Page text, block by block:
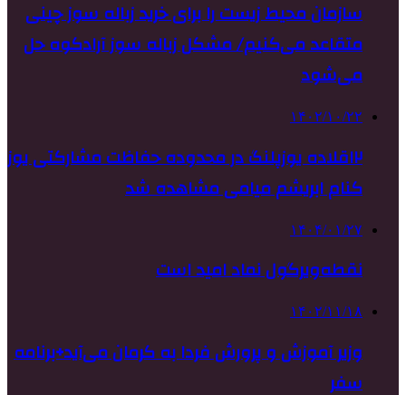
سازمان محیط زیست را برای خرید زباله سوز چینی
متقاعد می‌کنیم/ مشکل زباله سوز آرادکوه حل
می‌شود
۱۴۰۲/۱۰/۲۲
۱۲قلاده یوزپلنگ در محدوده حفاظت مشارکتی یوز
کنام ابریشم میامی مشاهده شد
۱۴۰۴/۰۱/۲۷
نقطه‌ویرگول نماد امید است
۱۴۰۲/۱۱/۱۸
وزیر آموزش و پرورش فردا به کرمان می‌آید+برنامه
سفر